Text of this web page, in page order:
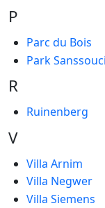
P
Parc du Bois
Park Sanssouci
R
Ruinenberg
V
Villa Arnim
Villa Negwer
Villa Siemens